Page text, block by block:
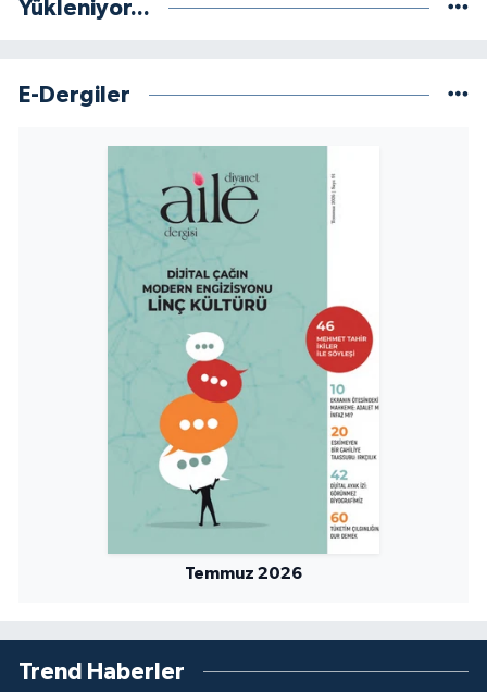
Yükleniyor...
E-Dergiler
Temmuz 2026
Trend Haberler